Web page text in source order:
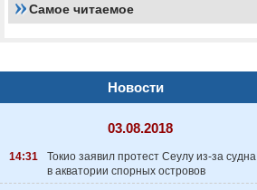
Самое читаемое
Новости
03.08.2018
14:31
Токио заявил протест Сеулу из-за судна
в акватории спорных островов